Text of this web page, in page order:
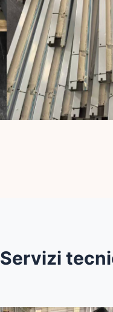
Servizi